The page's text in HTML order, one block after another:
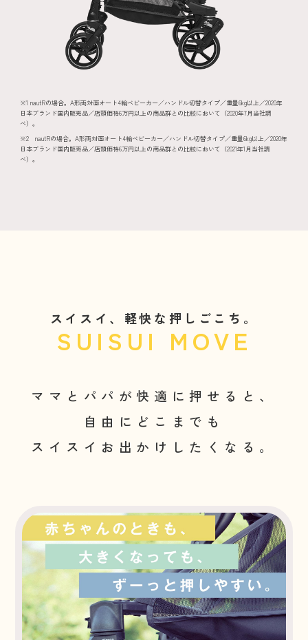
※1 nautRの場合。A形両対面オート4輪ベビーカー／ハンドル切替タイプ／重量6kg以上／2020年
日本ブランド国内販売品／店頭価格6万円以上の商品群との比較において（2020年7月当社調
べ）。
※2 nautRの場合。A形両対面オート4輪ベビーカー／ハンドル切替タイプ／重量6kg以上／2020年
日本ブランド国内販売品／店頭価格6万円以上の商品群との比較において（2021年1月当社調
べ）。
スイスイ、軽快な押しごこち。
SUISUI MOVE
ママとパパが快適に押せると、
自由にどこまでも
スイスイお出かけしたくなる。